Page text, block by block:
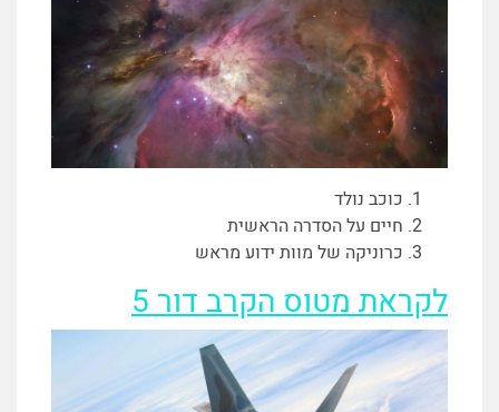
כוכב נולד
חיים על הסדרה הראשית
כרוניקה של מוות ידוע מראש
לקראת מטוס הקרב דור 5